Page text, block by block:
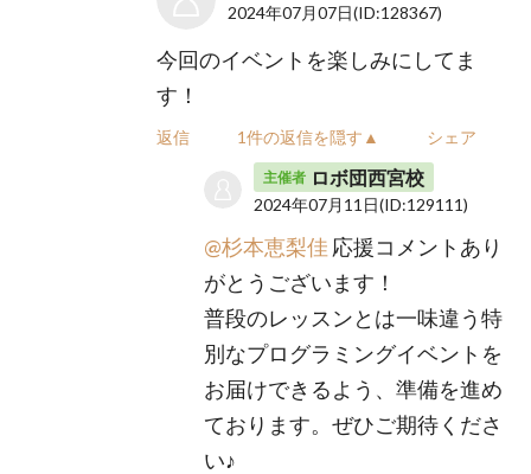
2024年07月07日(ID:128367)
今回のイベントを楽しみにしてま
す！
返信 1件の返信を隠す▲ シェア
主催者 ロボ団西宮校
2024年07月11日(ID:129111)
@杉本恵梨佳 応援コメントあり
がとうございます！
普段のレッスンとは一味違う特
別なプログラミングイベントを
お届けできるよう、準備を進め
ております。ぜひご期待くださ
い♪